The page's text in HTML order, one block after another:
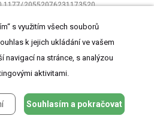
20552076231173520.
so sclerosis multiplex. Via pract
a systematic review. BMJ Open 2020;
2020-041249.
[online]. New York: National Multiple
Available from URL: https:/ /
s využitím všech souborů
k jejich ukládání ve vašem
navigací na stránce, s analýzou
aktivitami.
Souhlasím a pokračovat